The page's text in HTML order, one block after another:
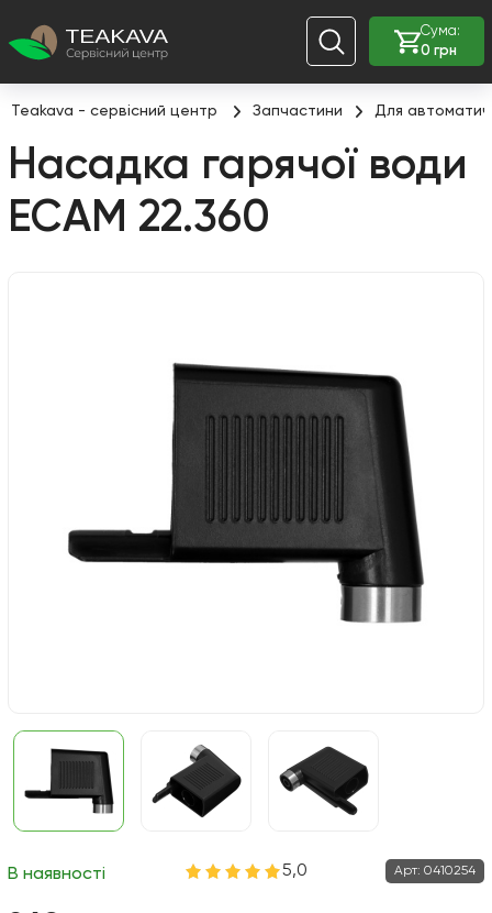
Сума:
0 грн
Teakava - сервісний центр Запчастини Для
Насадка гарячої води
ECAM 22.360
В наявності 5,0 Арт: 0410254